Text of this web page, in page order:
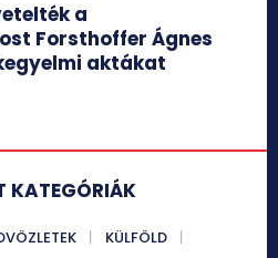
a
Forsthoffer Ágnes
aktákat
KATEGÓRIÁK
KÜLFÖLD